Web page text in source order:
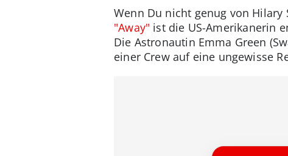
Wenn Du nicht genug von
"Away" ist die US-Amerikanerin
Die Astronautin Emma Green
einer Crew auf eine ungewisse